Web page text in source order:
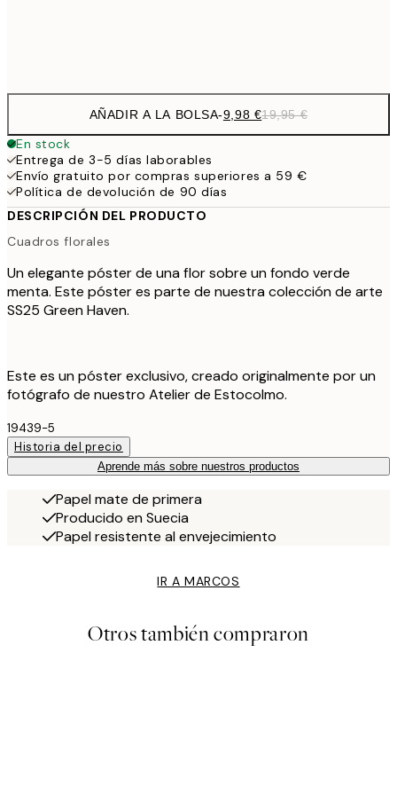
AÑADIR A LA BOLSA-9,98 €19,95 €
En stock
Entrega de 3-5 días laborables
Envío gratuito por compras superiores a 59 €
Política de devolución de 90 días
DESCRIPCIÓN DEL PRODUCTO
Cuadros florales
Un elegante póster de una flor sobre un fondo verde
menta. Este póster es parte de nuestra colección de arte
SS25 Green Haven.
Este es un póster exclusivo, creado originalmente por un
fotógrafo de nuestro Atelier de Estocolmo.
19439-5
Historia del precio
Aprende más sobre nuestros productos
Papel mate de primera
Producido en Suecia
Papel resistente al envejecimiento
IR A MARCOS
Otros también compraron